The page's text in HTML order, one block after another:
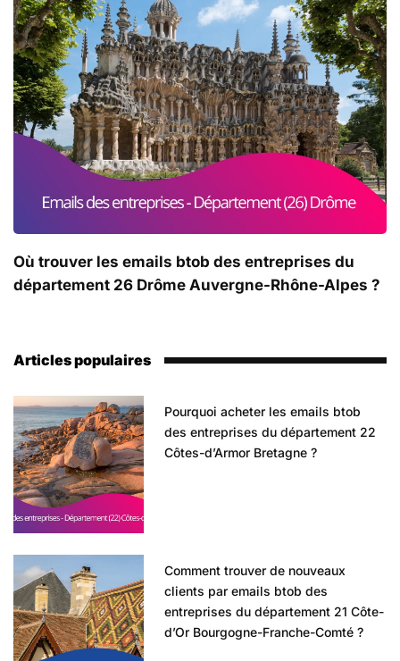
Où trouver les emails btob des entreprises du
département 26 Drôme Auvergne-Rhône-Alpes ?
Articles populaires
Pourquoi acheter les emails btob
des entreprises du département 22
Côtes-d’Armor Bretagne ?
Comment trouver de nouveaux
clients par emails btob des
entreprises du département 21 Côte-
d’Or Bourgogne-Franche-Comté ?